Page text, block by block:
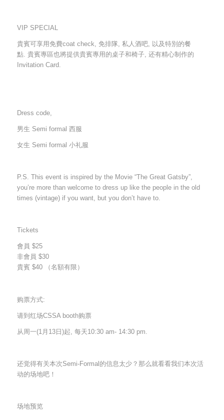
VIP SPECIAL
貴賓可享用免費coat check, 免排隊, 私人酒吧, 以及特別的餐
點. 貴賓專區也將提供貴賓專用的桌子和椅子, 还有精心制作的
Invitation Card.
Dress code,
男生 Semi formal 西服
女生 Semi formal 小礼服
P.S. This event is inspired by the Movie “The Great Gatsby”,
you’re more than welcome to dress up like the people in the old
times (vintage) if you want, but you don’t have to.
Tickets
會員 $25
非會員 $30
貴賓 $40 （名額有限）
购票方式:
请到红场CSSA booth购票
从周一(1月13日)起, 每天10:30 am- 14:30 pm.
还觉得有关本次Semi-Formal的信息太少？那么就看看我们本次活
动的场地吧！
场地预览